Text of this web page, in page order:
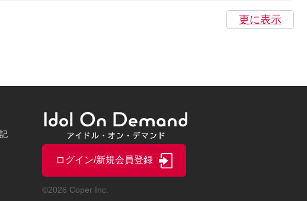
更に表示
ログイン/新規会員登録
©2026 Coper Inc.